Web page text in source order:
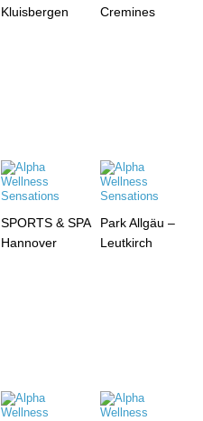
Kluisbergen
Cremines
SPORTS & SPA
Hannover
Park Allgäu –
Leutkirch